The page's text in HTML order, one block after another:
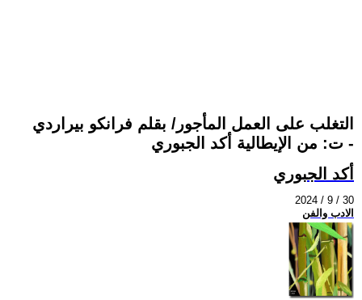
التغلب على العمل المأجور/ بقلم فرانكو بيراردي
- ت: من الإيطالية أكد الجبوري
أكد الجبوري
2024 / 9 / 30
الادب والفن